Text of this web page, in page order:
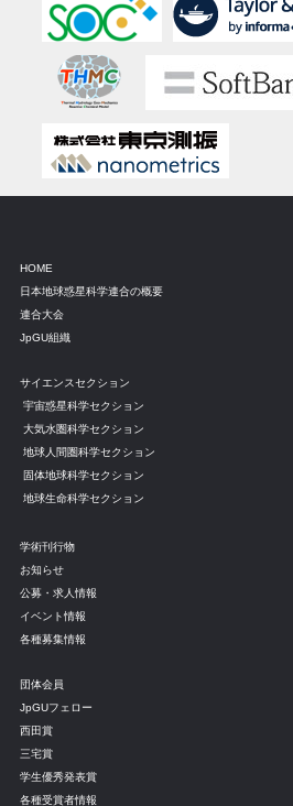
HOME
日本地球惑星科学連合の概要
連合大会
JpGU組織
サイエンスセクション
宇宙惑星科学セクション
大気水圏科学セクション
地球人間圏科学セクション
固体地球科学セクション
地球生命科学セクション
学術刊行物
お知らせ
公募・求人情報
イベント情報
各種募集情報
団体会員
JpGUフェロー
西田賞
三宅賞
学生優秀発表賞
各種受賞者情報